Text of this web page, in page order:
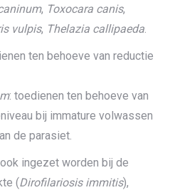
, Toxocara canis,
vulpis, Thelazia callipaeda.
ten behoeve van reductie
: toedienen ten behoeve van
bij immature volwassen
de parasiet.
ingezet worden bij de
(Dirofilariosis immitis),